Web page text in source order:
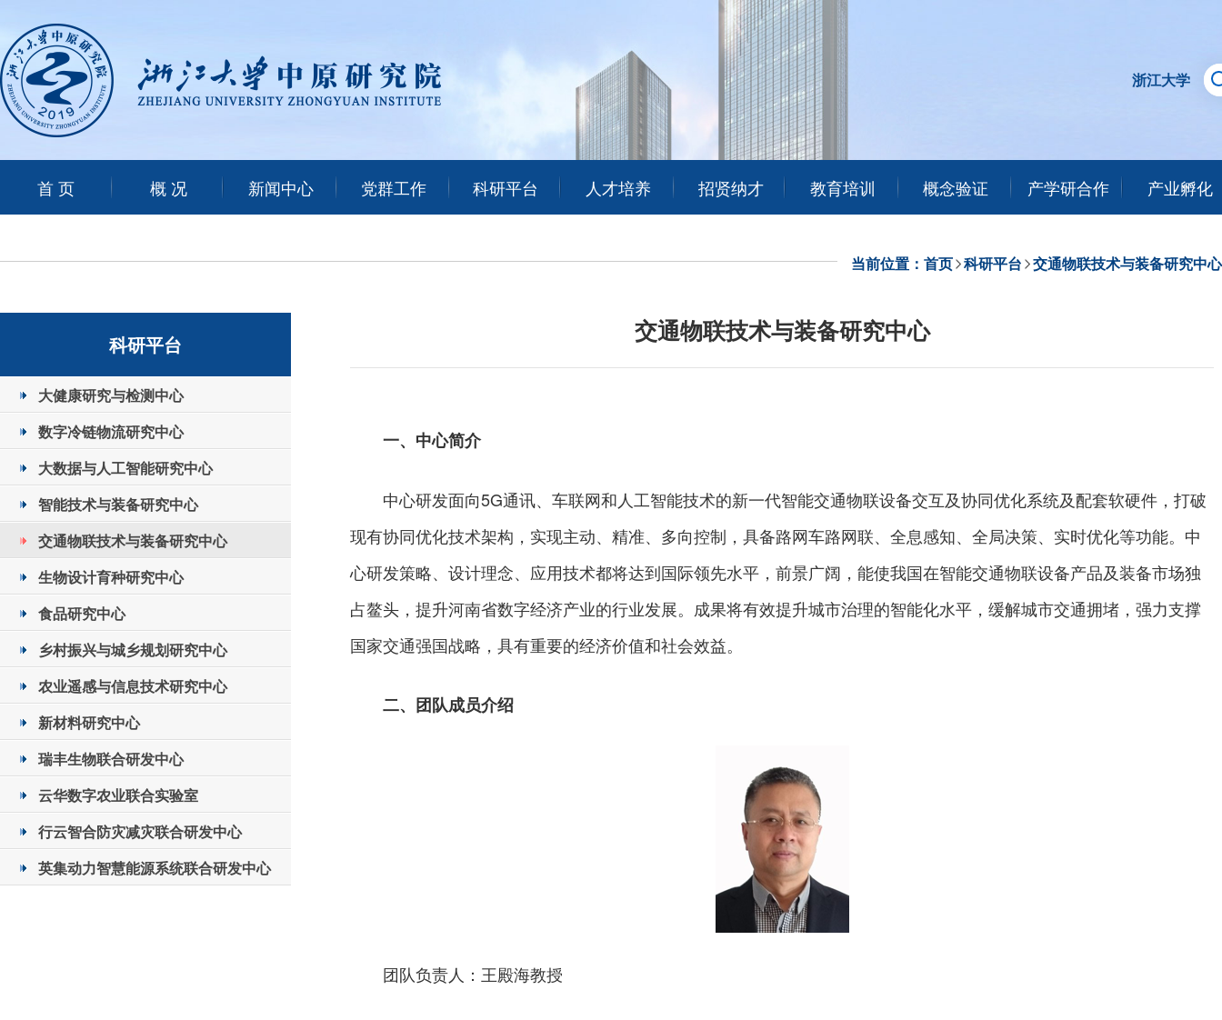
浙江大学
首 页 概 况 新闻中心 党群工作 科研平台 人才培养 招贤纳才 教育培训 概念验证 产学研合作 产业孵化
当前位置： 首页 科研平台 交通物联技术与装备研究中心
科研平台
大健康研究与检测中心
数字冷链物流研究中心
大数据与人工智能研究中心
智能技术与装备研究中心
交通物联技术与装备研究中心
生物设计育种研究中心
食品研究中心
乡村振兴与城乡规划研究中心
农业遥感与信息技术研究中心
新材料研究中心
瑞丰生物联合研发中心
云华数字农业联合实验室
行云智合防灾减灾联合研发中心
英集动力智慧能源系统联合研发中心
交通物联技术与装备研究中心
一、中心简介
中心研发面向5G通讯、车联网和人工智能技术的新一代智能交通物联设备交互及协同优化系统及配套软硬件，打破
现有协同优化技术架构，实现主动、精准、多向控制，具备路网车路网联、全息感知、全局决策、实时优化等功能。中
心研发策略、设计理念、应用技术都将达到国际领先水平，前景广阔，能使我国在智能交通物联设备产品及装备市场独
占鳌头，提升河南省数字经济产业的行业发展。成果将有效提升城市治理的智能化水平，缓解城市交通拥堵，强力支撑
国家交通强国战略，具有重要的经济价值和社会效益。
二、团队成员介绍
团队负责人：王殿海教授